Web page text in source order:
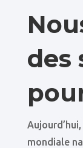
des
mondiale